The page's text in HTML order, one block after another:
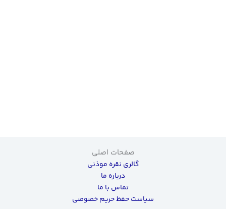
صفحات اصلی
گالری نقره موذنی
درباره ما
تماس با ما
سیاست حفظ حریم خصوصی